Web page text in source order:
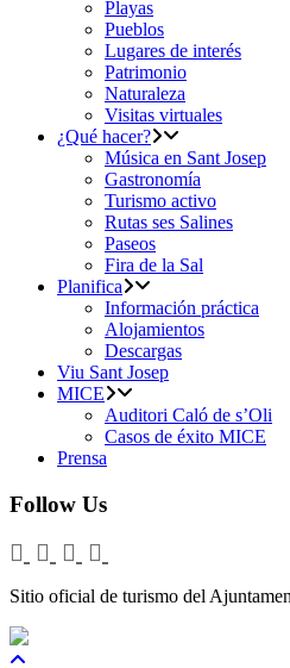
Playas
Pueblos
Lugares de interés
Patrimonio
Naturaleza
Visitas virtuales
¿Qué hacer?
Música en Sant Josep
Gastronomía
Turismo activo
Rutas ses Salines
Paseos
Fira de la Sal
Planifica
Información práctica
Alojamientos
Descargas
Viu Sant Josep
MICE
Auditori Caló de s’Oli
Casos de éxito MICE
Prensa
Follow Us
Sitio oficial de turismo del